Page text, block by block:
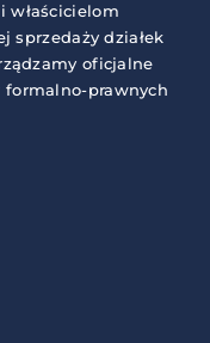
właścicielom
sprzedaży działek
oficjalne
prawnych